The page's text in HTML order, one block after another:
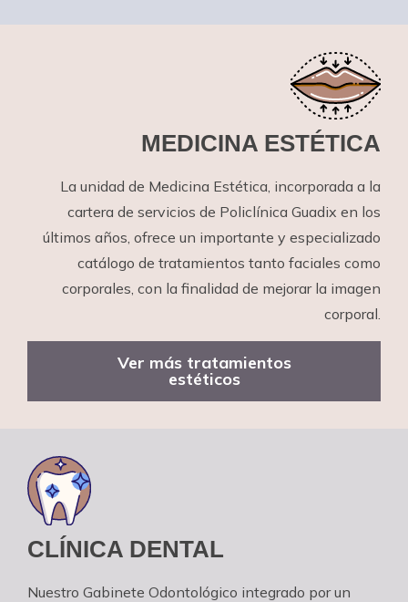
MEDICINA ESTÉTICA
La unidad de Medicina Estética, incorporada a la
cartera de servicios de Policlínica Guadix en los
últimos años, ofrece un importante y especializado
catálogo de tratamientos tanto faciales como
corporales, con la finalidad de mejorar la imagen
corporal.
Ver más tratamientos
estéticos
CLÍNICA DENTAL
Nuestro Gabinete Odontológico integrado por un